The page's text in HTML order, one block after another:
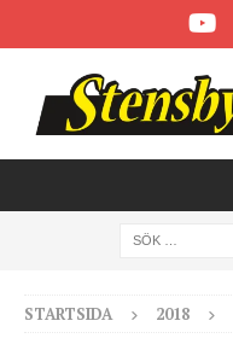
STARTSIDA 2018